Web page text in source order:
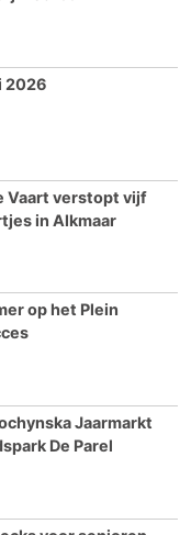
2026
Vaart verstopt vijf
in Alkmaar
op het Plein
Jaarmarkt
De Parel